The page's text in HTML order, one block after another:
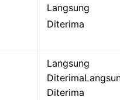
Langsung
Diterima
Langsung
Diterima